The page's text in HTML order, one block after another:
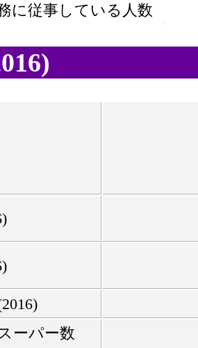
面積
品販売
数
(2016)
に従事している人数
品を販売用に実際に使用
品販売額[百万円](2016)：
数(2016)
子服、婦人・子供服、靴
、男子服、婦人・子供服
数
面積[㎡](2016)
具、男子服、婦人・子供
に使用する売場の延床面積
販売額[百万円](2016)
ーパー数